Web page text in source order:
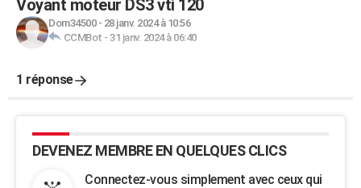
Voyant moteur DS3 vti 120
Dom34500- 28 janv. 2024 à 10:56
CCMBot - 31 janv. 2024 à 06:40
1 réponse
DEVENEZ MEMBRE EN QUELQUES CLICS
Connectez-vous simplement avec ceux qui